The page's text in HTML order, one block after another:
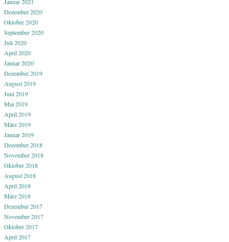
Dezember 2020
Oktober 2020
September 2020
Juli 2020
April 2020
Januar 2020
Dezember 2019
August 2019
Juni 2019
Mai 2019
April 2019
März 2019
Januar 2019
Dezember 2018
November 2018
Oktober 2018
August 2018
April 2018
März 2018
Dezember 2017
November 2017
Oktober 2017
April 2017